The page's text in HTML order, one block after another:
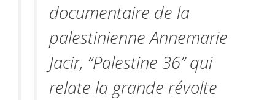
documentaire de la
palestinienne Annemarie
Jacir, “Palestine 36” qui
relate la grande révolte